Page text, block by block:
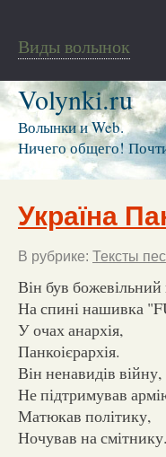
Виды волынок
Volynki.ru
Волынки и Web.
Ничего общего!
Україна
В рубрике: Тексты
Він був божевільний
На спині нашивка
У очах анархія,
Панкоієрархія.
Він ненавидів війну,
Не підтримував
Матюкав політику,
Ночував на смітнику.